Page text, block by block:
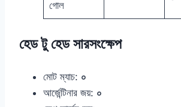
গোল
হেড টু হেড সারসংক্ষেপ
মোট ম্যাচ: ০
আর্জেন্টিনার জয়: ০